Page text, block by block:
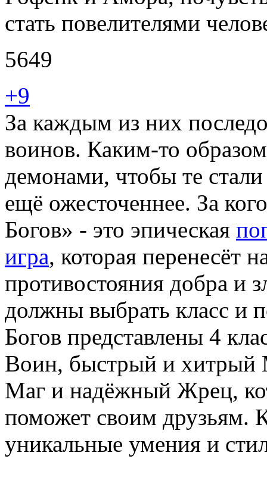
стать повелителями
5649
+9
За каждым из них
воинов. Каким-то
демонами, чтобы те
ещё ожесточеннее. За
Богов» - это эпическая
игра, которая перенесёт
противостояния добра и
должны выбрать класс и
Богов представлены 4
Воин, быстрый и
Маг и надёжный Жрец,
поможет своим друзьям.
уникальные умения и